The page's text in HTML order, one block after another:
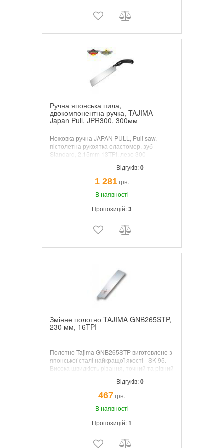
Ручна японська пила,
двокомпонентна ручка, TAJIMA
Japan Pull, JPR300, 300мм
Ножовка ручна JAPAN PULL, Pull saw,
пістолетна рукоятка еластомер, зуб
Standard, 2.15mm 13TPI, лезо 300
Відгуків:0
1 281грн.
В наявності
Пропозицій:3
Змінне полотно TAJIMA GNB265STP,
230 мм, 16TPI
Полотно Tajima GNB265STP виготовлене з
японської сталі найкращої якості - SK-95.
Висока швидкість різання, точний та рівний
технології виготовлення та заточки пил.
Довжина полотна 230 мм; товщина по
обуху 0.6 мм, а ріжучої частини - 0.9 мм.
Кількість зубів - 16 TPI (16 зубів на дюйм),
Відгуків:0
467грн.
В наявності
Пропозицій:1